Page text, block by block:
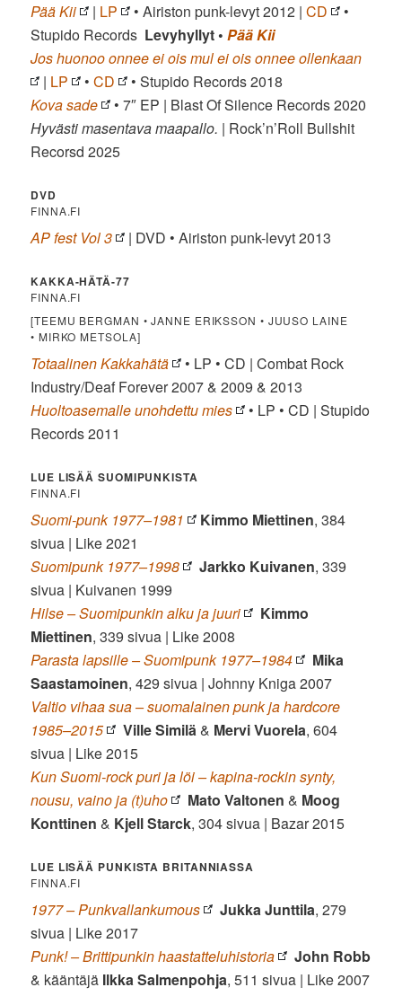
Pää Kii | LP • Airiston punk-levyt 2012 |CD
•
Stupido Records Levyhyllyt •Pää Kii
Jos huonoo onnee ei ois mul ei ois onnee ollenkaan
| LP •CD
• Stupido Records 2018
Kova sade
• 7″ EP | Blast Of Silence Records 2020
Hyvästi masentava maapallo. | Rock’n’Roll Bullshit
Recorsd 2025
DVD
FINNA.FI
AP fest Vol 3 | DVD • Airiston punk-levyt 2013
KAKKA-HÄTÄ-77
FINNA.FI
[TEEMU BERGMAN • JANNE ERIKSSON • JUUSO LAINE
• MIRKO METSOLA]
Totaalinen Kakkahätä
• LP • CD | Combat Rock
Industry/Deaf Forever 2007 & 2009 & 2013
Huoltoasemalle unohdettu mies
• LP • CD | Stupido
Records 2011
LUE LISÄÄ SUOMIPUNKISTA
FINNA.FI
Suomi-punk 1977–1981 Kimmo Miettinen, 384
sivua | Like 2021
Suomipunk 1977–1998
Jarkko Kuivanen, 339
sivua | Kuivanen 1999
Hilse – Suomipunkin alku ja juuri
Kimmo
Miettinen, 339 sivua | Like 2008
Parasta lapsille – Suomipunk 1977–1984
Mika
Saastamoinen, 429 sivua | Johnny Kniga 2007
Valtio vihaa sua – suomalainen punk ja hardcore
1985–2015
Ville Similä& Mervi Vuorela, 604
sivua | Like 2015
Kun Suomi-rock puri ja löi – kapina-rockin synty,
nousu, vaino ja (t)uho
Mato Valtonen & Moog
Konttinen & Kjell Starck, 304 sivua | Bazar 2015
LUE LISÄÄ PUNKISTA BRITANNIASSA
FINNA.FI
1977 – Punkvallankumous Jukka Junttila, 279
sivua | Like 2017
Punk! – Brittipunkin haastatteluhistoria
John Robb
& kääntäjä Ilkka Salmenpohja, 511 sivua | Like 2007